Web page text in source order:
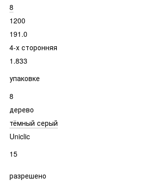
8
1200
191.0
4-х сторонняя
1.833
упаковке
8
дерево
тёмный серый
Uniclic
15
разрешено